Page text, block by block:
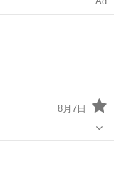
8月7日